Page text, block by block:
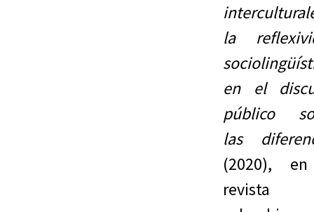
la
en el
público
las
(2020),
revista